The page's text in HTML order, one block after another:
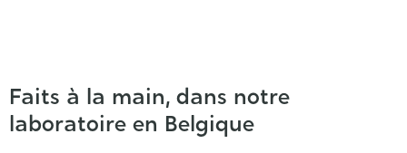
Faits à la main, dans notre
laboratoire en Belgique